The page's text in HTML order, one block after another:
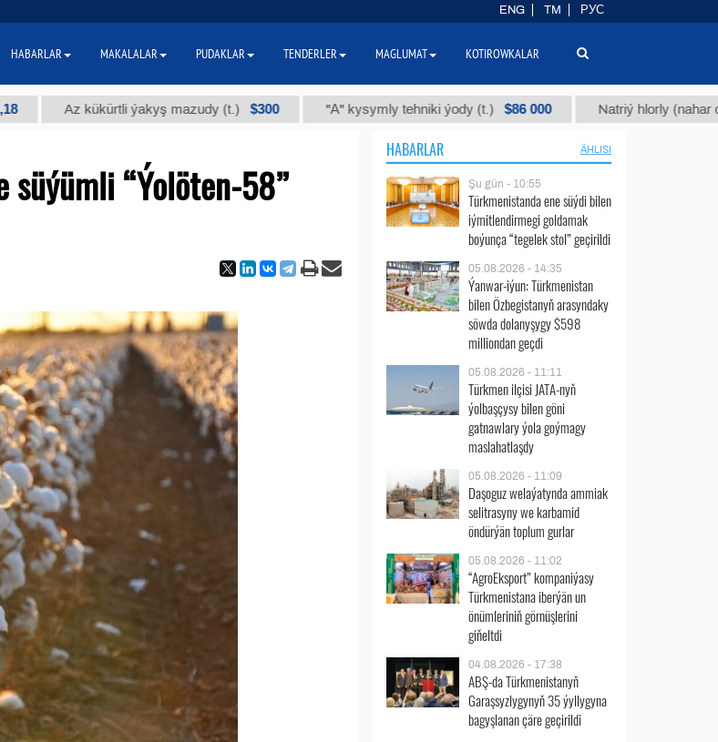
Az kükürtli ýakyş mazudy (t.) $300 "А" kysymly tehniki ýody (t.) $86 000 Natriý hlorly (nahar duzy)
süýümli “Ýolöten-58”
HABARLAR ÄHLISI
Şu gün - 10:55
Türkmenistanda ene süýdi bilen
iýmitlendirmegi goldamak
boýunça “tegelek stol” geçirildi
05.08.2026 - 14:35
Ýanwar-iýun: Türkmenistan
bilen Özbegistanyň arasyndaky
söwda dolanyşygy $598
milliondan geçdi
05.08.2026 - 11:11
Türkmen ilçisi JATA-nyň
ýolbaşçysy bilen göni
gatnawlary ýola goýmagy
maslahatlaşdy
05.08.2026 - 11:09
Daşoguz welaýatynda ammiak
selitrasyny we karbamid
öndürýän toplum gurlar
05.08.2026 - 11:02
“AgroEksport” kompaniýasy
Türkmenistana iberýän un
önümleriniň görnüşlerini
giňeltdi
04.08.2026 - 17:38
ABŞ-da Türkmenistanyň
Garaşsyzlygynyň 35 ýyllygyna
bagyşlanan çäre geçirildi
ENG TM РУС
HABARLAR MAKALALAR PUDAKLAR TENDERLER MAGLUMAT KOTIROWKALAR